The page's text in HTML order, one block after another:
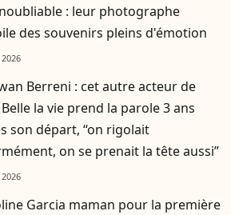
: leur photographe
des souvenirs pleins d'émotion
Berreni : cet autre acteur de
la vie prend la parole 3 ans
son départ, “on rigolait
on se prenait la tête aussi”
Garcia maman pour la première